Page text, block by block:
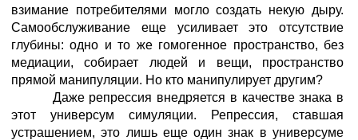
взимание потребителями могло создать некую дыру.
Самообслуживание еще усиливает это отсутствие
глубины: одно и то же гомогенное пространство, без
медиации, собирает людей и вещи, пространство
прямой манипуляции. Но кто манипулирует другим?
Даже репрессия внедряется в качестве знака в
этот универсум симуляции. Репрессия, ставшая
устрашением, это лишь еще один знак в универсуме